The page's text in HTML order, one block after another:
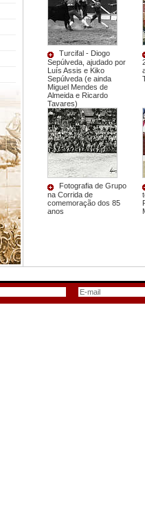
Turcifal - Diogo
Sepúlveda, ajudado por
Luís Assis e Kiko
Sepúlveda (e ainda
Miguel Mendes de
Almeida e Ricardo
Tavares)
Fotografia de Grupo
na Corrida de
comemoração dos 85
anos